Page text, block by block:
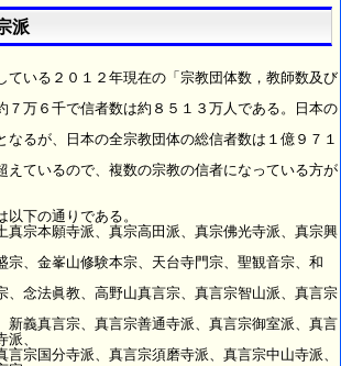
派
いる２０１２年現在の「宗教団体数，教師数及び
万６千で信者数は約８５１３万人である。日本の
るが、日本の全宗教団体の総信者数は１億９７１
ているので、複数の宗教の信者になっている方が
下の通りである。
本願寺派、真宗高田派、真宗佛光寺派、真宗興
金峯山修験本宗、天台寺門宗、聖観音宗、和
法眞教、高野山真言宗、真言宗智山派、真言宗
真言宗、真言宗善通寺派、真言宗御室派、真言
、
国分寺派、真言宗須磨寺派、真言宗中山寺派、